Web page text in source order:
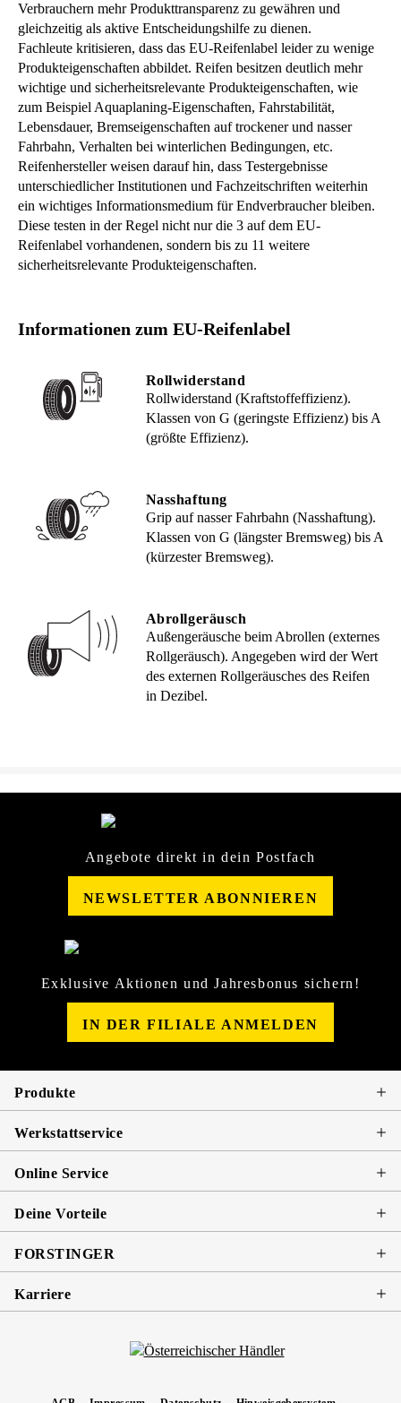
Verbrauchern mehr Produkttransparenz zu gewähren und
gleichzeitig als aktive Entscheidungshilfe zu dienen.
Fachleute kritisieren, dass das EU-Reifenlabel leider zu wenige
Produkteigenschaften abbildet. Reifen besitzen deutlich mehr
wichtige und sicherheitsrelevante Produkteigenschaften, wie
zum Beispiel Aquaplaning-Eigenschaften, Fahrstabilität,
Lebensdauer, Bremseigenschaften auf trockener und nasser
Fahrbahn, Verhalten bei winterlichen Bedingungen, etc.
Reifenhersteller weisen darauf hin, dass Testergebnisse
unterschiedlicher Institutionen und Fachzeitschriften weiterhin
ein wichtiges Informationsmedium für Endverbraucher bleiben.
Diese testen in der Regel nicht nur die 3 auf dem EU-
Reifenlabel vorhandenen, sondern bis zu 11 weitere
sicherheitsrelevante Produkteigenschaften.
Informationen zum EU-Reifenlabel
Rollwiderstand
Rollwiderstand (Kraftstoffeffizienz).
Klassen von G (geringste Effizienz) bis A
(größte Effizienz).
Nasshaftung
Grip auf nasser Fahrbahn (Nasshaftung).
Klassen von G (längster Bremsweg) bis A
(kürzester Bremsweg).
Abrollgeräusch
Außengeräusche beim Abrollen (externes
Rollgeräusch). Angegeben wird der Wert
des externen Rollgeräusches des Reifen
in Dezibel.
Angebote direkt in dein Postfach
NEWSLETTER ABONNIEREN
Exklusive Aktionen und Jahresbonus sichern!
IN DER FILIALE ANMELDEN
Produkte
Werkstattservice
Online Service
Deine Vorteile
FORSTINGER
Karriere